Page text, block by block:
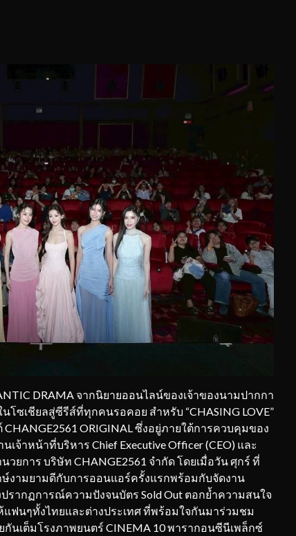
DRAMA จากนิยายออนไลน์ของเจ้าของนามปากกา
ซเชียลสู่ซีรีส์ที่ทุกคนรอคอย สำหรับ “CHASING LOVE”
CHANGE2561 ORIGINAL ซึ่งอยู่ภายใต้การควบคุมของ
จ้าหน้าที่บริหาร Chief Executive Officer (CEO) และ
วยการ บริษัท CHANGE2561 จำกัด โดยเมื่อวัน ศุกร์ ที่
ษ์งามยามดีกับการออนแอร์ครั้งแรกพร้อมกับจัดงาน
งปรากฏการณ์ความปังจนบัตร Sold Out ตอกย้ำความสนใจ
ฟนๆทั้งไทยและต่างประเทศ ที่พร้อมใจกันมาร่วมชม
ยกันเต็มโรงภาพยนตร์ CINEMA 10 พารากอนซีนีเพล็กซ์